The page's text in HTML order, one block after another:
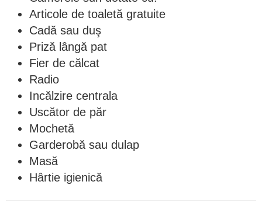
Articole de toaletă gratuite
Cadă sau duş
Priză lângă pat
Fier de călcat
Radio
Incălzire centrala
Uscător de păr
Mochetă
Garderobă sau dulap
Masă
Hârtie igienică